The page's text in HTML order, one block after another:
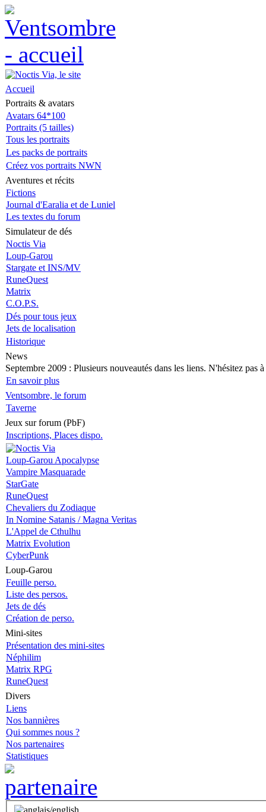
Accueil
Portraits & avatars
Avatars 64*100
Portraits (5 tailles)
Tous les portraits
Les packs de portraits
Créez vos portraits NWN
Aventures et récits
Fictions
Journal d'Earalia et de Luniel
Les textes du forum
Simulateur de dés
Noctis Via
Loup-Garou
Stargate et INS/MV
RuneQuest
Matrix
C.O.P.S.
Dés pour tous jeux
Jets de localisation
Historique
News
Septembre 2009 : Plusieurs nouveautés dans les liens. N'hésitez pas
En savoir plus
Ventsombre, le forum
Taverne
Jeux sur forum (PbF)
Inscriptions, Places dispo.
Loup-Garou Apocalypse
Vampire Masquarade
StarGate
RuneQuest
Chevaliers du Zodiaque
In Nomine Satanis / Magna Veritas
L'Appel de Cthulhu
Matrix Evolution
CyberPunk
Loup-Garou
Feuille perso.
Liste des persos.
Jets de dés
Création de perso.
Mini-sites
Présentation des mini-sites
Néphilim
Matrix RPG
RuneQuest
Divers
Liens
Nos bannières
Qui sommes nous ?
Nos partenaires
Statistiques